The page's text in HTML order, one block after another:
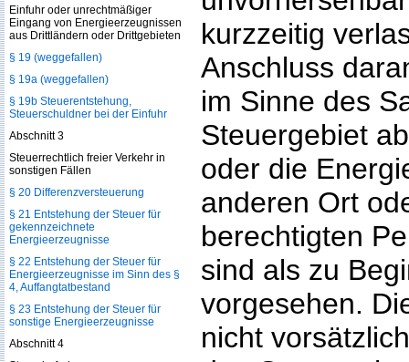
kurzzeitig
Anschluss
im Sinne des
Steuergebiet
oder die
anderen Ort
berechtigten
sind als zu
vorgesehen.
nicht
Einfuhr oder unrechtmäßiger
Eingang von Energieerzeugnissen
aus Drittländern oder Drittgebieten
§ 19 (weggefallen)
§ 19a (weggefallen)
§ 19b Steuerentstehung,
Steuerschuldner bei der Einfuhr
Abschnitt 3
Steuerrechtlich freier Verkehr in
sonstigen Fällen
§ 20 Differenzversteuerung
§ 21 Entstehung der Steuer für
gekennzeichnete
Energieerzeugnisse
§ 22 Entstehung der Steuer für
Energieerzeugnisse im Sinn des §
4, Auffangtatbestand
§ 23 Entstehung der Steuer für
sonstige Energieerzeugnisse
Abschnitt 4